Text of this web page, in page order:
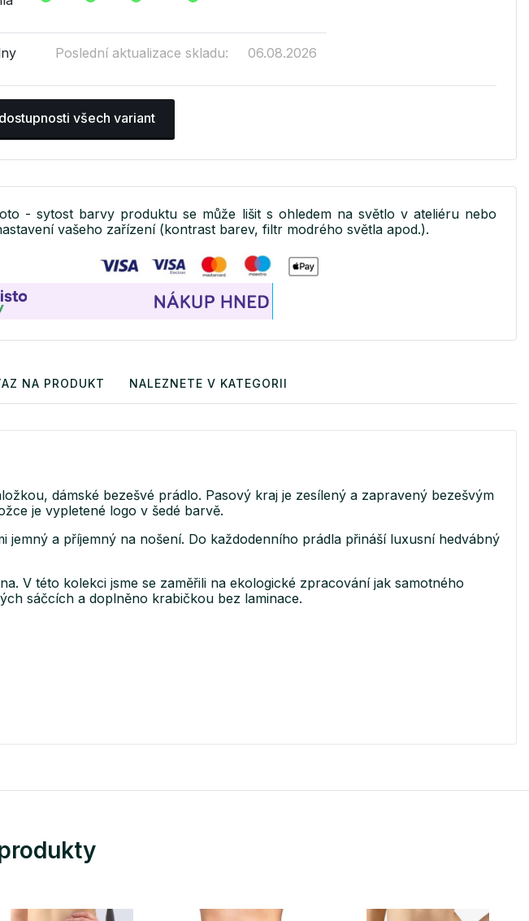
Poslední aktualizace skladu: 06.08.2026
všech variant
- sytost barvy produktu se může lišit s ohledem na světlo v ateliéru nebo
vašeho zařízení (kontrast barev, filtr modrého světla apod.).
NA PRODUKT NALEZNETE V KATEGORII
dámské bezešvé prádlo. Pasový kraj je zesílený a zapravený bezešvým
je vypletené logo v šedé barvě.
a příjemný na nošení. Do každodenního prádla přináší luxusní hedvábný
V této kolekci jsme se zaměřili na ekologické zpracování jak samotného
sáčcích a doplněno krabičkou bez laminace.